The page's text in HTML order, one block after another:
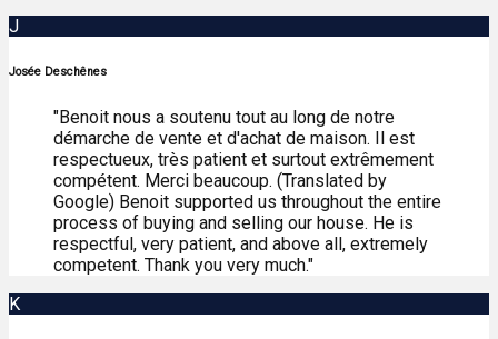
J
Josée Deschênes
"Benoit nous a soutenu tout au long de notre
démarche de vente et d'achat de maison. Il est
respectueux, très patient et surtout extrêmement
compétent. Merci beaucoup. (Translated by
Google) Benoit supported us throughout the entire
process of buying and selling our house. He is
respectful, very patient, and above all, extremely
competent. Thank you very much."
K